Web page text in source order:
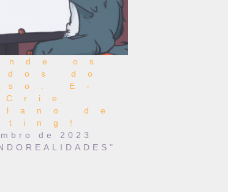
os
do
E-
Crie
de
de 2023